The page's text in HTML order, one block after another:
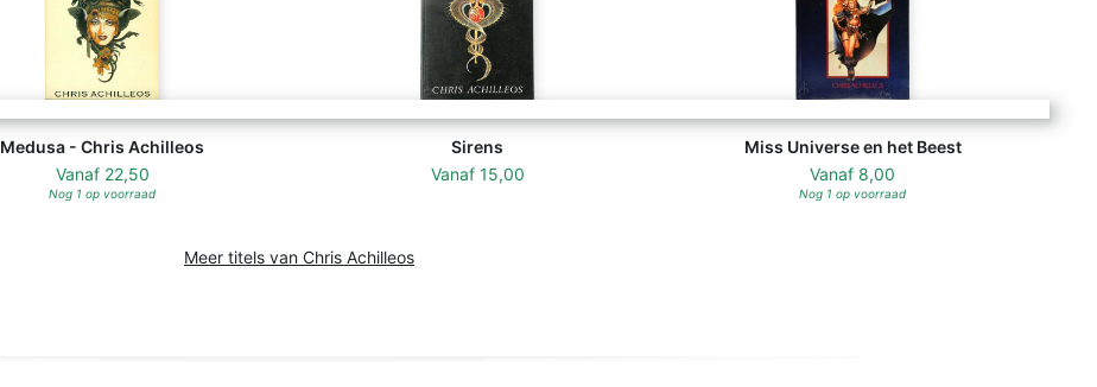
Medusa - Chris Achilleos
Vanaf 22,50
Nog 1 op voorraad
Sirens
Vanaf 15,00
Miss Universe en het Beest
Vanaf 8,00
Nog 1 op voorraad
Meer titels van Chris Achilleos